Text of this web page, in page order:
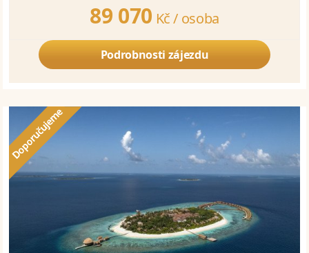
89 070 Kč / osoba
Podrobnosti zájezdu